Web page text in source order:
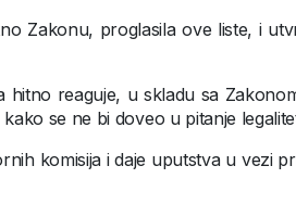
Zakonu, proglasila ove liste, i
reaguje, u skladu sa
se ne bi doveo u pitanje
komisija i daje uputstva u vezi